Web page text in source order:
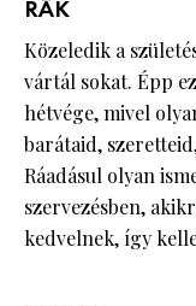
RÁK
Közeledik a
vártál sokat. Épp
hétvége, mivel
barátaid,
Ráadásul olyan
szervezésben,
kedvelnek, így